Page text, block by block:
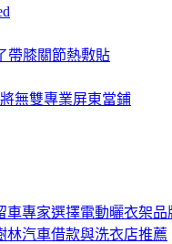
帶膝關節熱敷貼
無雙專業屏東當鋪
車專家選擇電動曬衣架品
林汽車借款與洗衣店推薦